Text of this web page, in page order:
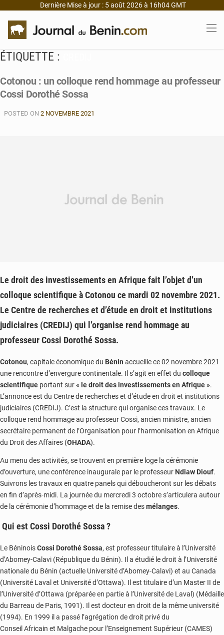
Dernière Mise à jour : 5 août 2026 à 16h04 GMT
ÉTIQUETTE :
Cotonou : un colloque rend hommage au professeur
Cossi Dorothé Sossa
POSTED ON 2 NOVEMBRE 2021
Le droit des investissements en Afrique fait l’objet d’un
colloque scientifique à Cotonou ce mardi 02 novembre 2021.
Le Centre de recherches et d’étude en droit et institutions
judiciaires (CREDIJ) qui l’organise rend hommage au
professeur Cossi Dorothé Sossa.
Cotonou, capitale économique du Bénin accueille ce 02 novembre 2021
une rencontre d’envergure continentale. Il s’agit en effet du colloque
scientifique portant sur« le droit des investissements en Afrique ».
L’annonce est du Centre de recherches et d’étude en droit et institutions
judiciaires (CREDIJ). C’est la structure qui organise ces travaux. Le
colloque rend hommage au professeur Cossi, ancien ministre, ancien
secrétaire permanent de l’Organisation pour l’harmonisation en Afrique
du Droit des Affaires (OHADA).
Au menu des activités, se trouvent en première loge la cérémonie
d’ouverture, une conférence inaugurale par le professeur Ndiaw Diouf.
Suivrons les travaux en quatre panels qui déboucheront sur les débats
en fin d’après-midi. La journée du mercredi 3 octobre s’articulera autour
de la cérémonie d’hommage et de la remise desmélanges.
Qui est Cossi Dorothé Sossa ?
Le BéninoisCossi Dorothé Sossa, est professeur titulaire à l’Université
d’Abomey-Calavi (République du Bénin). Il a étudié le droit à l’Université
nationale du Bénin (actuelle Université d’Abomey-Calavi) et au Canada
(Université Laval et Université d’Ottawa). Il est titulaire d’un Master II de
l’Université d’Ottawa (préparée en partie à l’Université de Laval) (Médaille
du Barreau de Paris, 1991). Il est docteur en droit de la même université
(1994). En 1999 il a passé l’agrégation de droit privé du
Conseil Africain et Malgache pour l’Enseignement Supérieur (CAMES)